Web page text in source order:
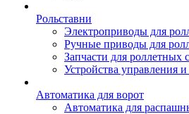
Рольставни
Электроприводы для
Ручные приводы для
Запчасти для роллетных
Устройства управления
Автоматика для ворот
Автоматика для